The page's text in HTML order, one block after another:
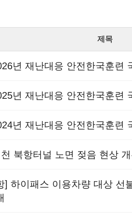
제목
년 재난대응 안전한국훈련
년 재난대응 안전한국훈련
년 재난대응 안전한국훈련
북항터널 노면 젖음 현상
] 하이패스 이용차량 대상 선